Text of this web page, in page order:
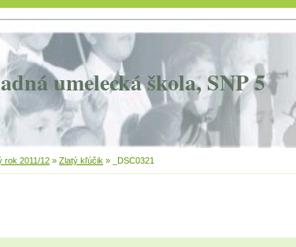
umelecká škola, SNP 5
rok 2011/12 » Zlatý kľúčik » _DSC0321